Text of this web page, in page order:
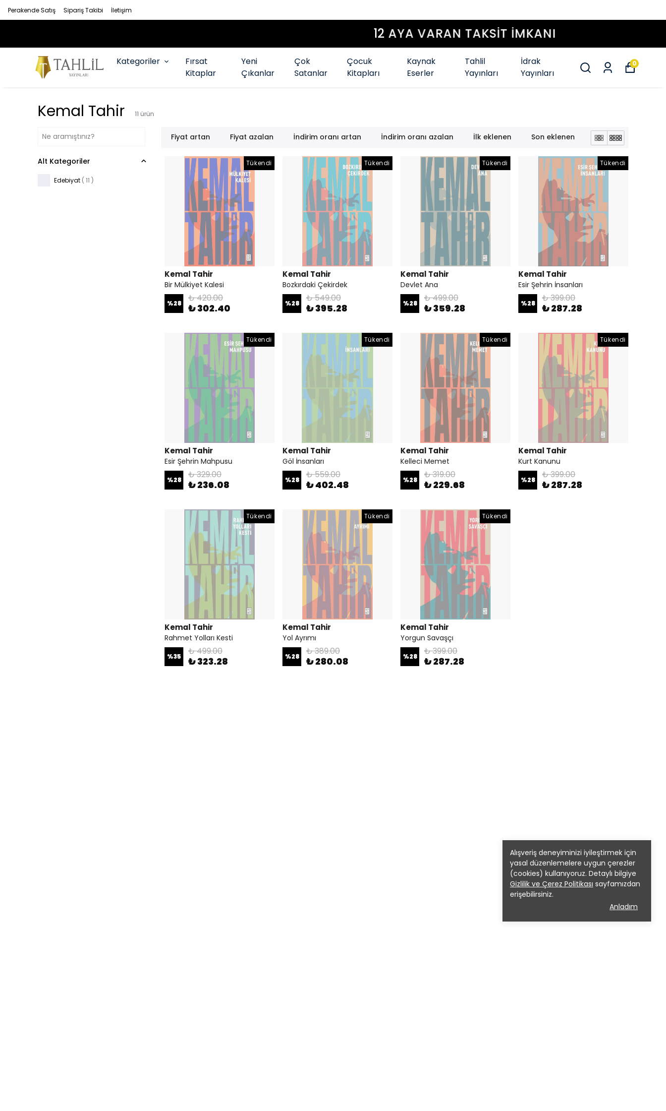
Perakende Satış Sipariş Takibi İletişim
12 AYA VARAN TAKSİT İMKANI
Kategoriler
Fırsat
Kitaplar
Yeni
Çıkanlar
Çok
Satanlar
Çocuk
Kitapları
Kaynak
Eserler
Tahlil
Yayınları
İdrak
Yayınları
0
Alışveriş deneyiminizi iyileştirmek için
yasal düzenlemelere uygun çerezler
(cookies) kullanıyoruz. Detaylı bilgiye
Gizlilik ve Çerez Politikası sayfamızdan
erişebilirsiniz.
Anladım
Kemal Tahir 11 ürün
Fiyat artan Fiyat azalan İndirim oranı artan İndirim oranı azalan İlk eklenen Son eklenen
Alt Kategoriler
Edebiyat ( 11 )
Tükendi
Kemal Tahir
Bir Mülkiyet Kalesi
%28 ₺ 420.00
₺ 302.40
Tükendi
Kemal Tahir
Bozkırdaki Çekirdek
%28 ₺ 549.00
₺ 395.28
Tükendi
Kemal Tahir
Devlet Ana
%28 ₺ 499.00
₺ 359.28
Tükendi
Kemal Tahir
Esir Şehrin İnsanları
%28 ₺ 399.00
₺ 287.28
Tükendi
Kemal Tahir
Esir Şehrin Mahpusu
%28 ₺ 329.00
₺ 236.08
Tükendi
Kemal Tahir
Göl İnsanları
%28 ₺ 559.00
₺ 402.48
Tükendi
Kemal Tahir
Kelleci Memet
%28 ₺ 319.00
₺ 229.68
Tükendi
Kemal Tahir
Kurt Kanunu
%28 ₺ 399.00
₺ 287.28
Tükendi
Kemal Tahir
Rahmet Yolları Kesti
%35 ₺ 499.00
₺ 323.28
Tükendi
Kemal Tahir
Yol Ayrımı
%28 ₺ 389.00
₺ 280.08
Tükendi
Kemal Tahir
Yorgun Savaşçı
%28 ₺ 399.00
₺ 287.28